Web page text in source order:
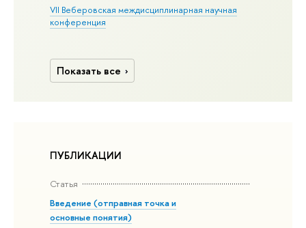
VII Веберовская междисциплинарная научная
конференция
Показать все
ПУБЛИКАЦИИ
Статья
Введение (отправная точка и
основные понятия)